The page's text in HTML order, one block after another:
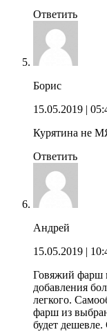
Ответить
Борис
15.05.2019 |
Курятина не
Ответить
Андрей
15.05.2019 |
Говяжий фарш
добавления
легкого.
фарш из
будет